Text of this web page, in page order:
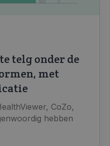
telg onder de
met
CoZo,
hebben